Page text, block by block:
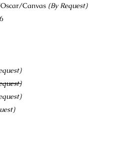
Canvas (By Request)